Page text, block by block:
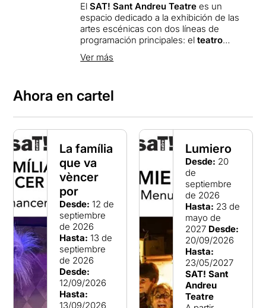
ElSAT! Sant Andreu Teatre es un
espacio dedicado a la exhibición de las
artes escénicas con dos líneas de
programación principales: elteatro
familiar
contemporánea
escenario del
Districte de Sant Andreu.
Ver más
Ahora en cartel
La família
que va
vèncer
por
Desde: 12 de
septiembre
de 2026
Hasta: 13 de
septiembre
de 2026
Desde:
12/09/2026
Hasta:
13/09/2026
Lumiero
Desde: 20
de
septiembre
de 2026
Hasta: 23 de
mayo de
2027 Desde:
20/09/2026
Hasta:
23/05/2027
SAT! Sant
Andreu
Teatre